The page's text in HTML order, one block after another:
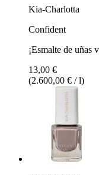
Kia-Charlotta
Confident
¡Esmalte de uñas
13,00 €
(2.600,00 € / l)